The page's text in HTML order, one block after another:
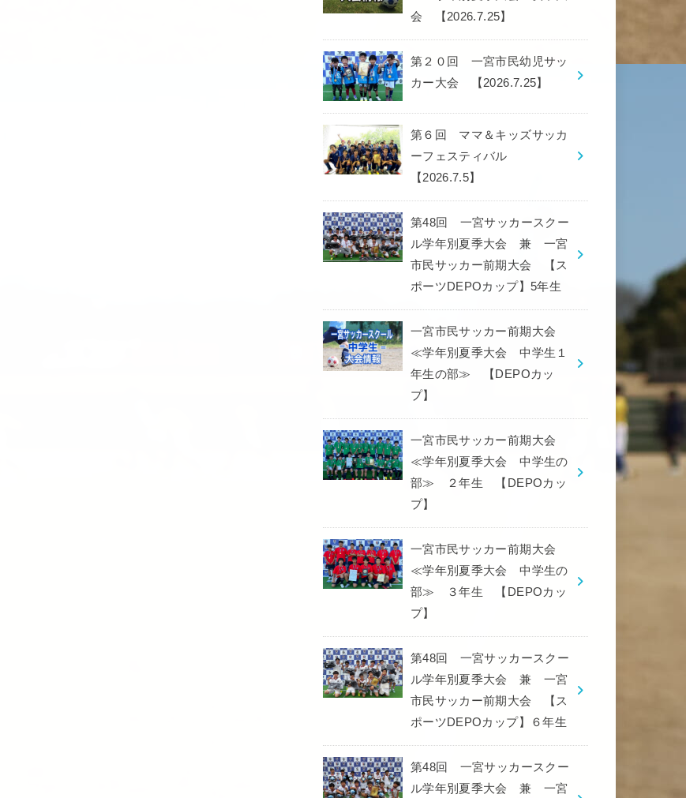
会 【2026.7.25】
第２０回 一宮市民幼児サッ
カー大会 【2026.7.25】
第６回 ママ＆キッズサッカ
ーフェスティバル
【2026.7.5】
第48回 一宮サッカースクー
ル学年別夏季大会 兼 一宮
市民サッカー前期大会 【ス
ポーツDEPOカップ】5年生
一宮市民サッカー前期大会
≪学年別夏季大会 中学生１
年生の部≫ 【DEPOカッ
プ】
一宮市民サッカー前期大会
≪学年別夏季大会 中学生の
部≫ ２年生 【DEPOカッ
プ】
一宮市民サッカー前期大会
≪学年別夏季大会 中学生の
部≫ ３年生 【DEPOカッ
プ】
第48回 一宮サッカースクー
ル学年別夏季大会 兼 一宮
市民サッカー前期大会 【ス
ポーツDEPOカップ】６年生
第48回 一宮サッカースクー
ル学年別夏季大会 兼 一宮